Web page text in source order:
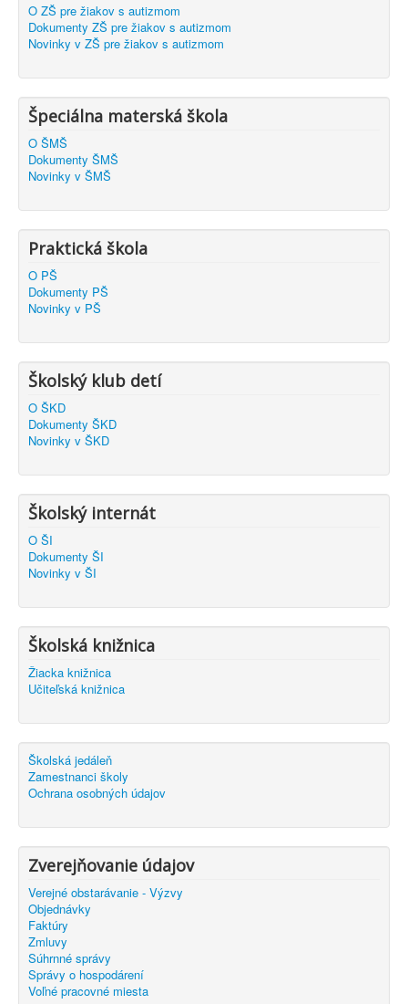
O ZŠ pre žiakov s autizmom
Dokumenty ZŠ pre žiakov s autizmom
Novinky v ZŠ pre žiakov s autizmom
Špeciálna materská škola
O ŠMŠ
Dokumenty ŠMŠ
Novinky v ŠMŠ
Praktická škola
O PŠ
Dokumenty PŠ
Novinky v PŠ
Školský klub detí
O ŠKD
Dokumenty ŠKD
Novinky v ŠKD
Školský internát
O ŠI
Dokumenty ŠI
Novinky v ŠI
Školská knižnica
Žiacka knižnica
Učiteľská knižnica
Školská jedáleň
Zamestnanci školy
Ochrana osobných údajov
Zverejňovanie údajov
Verejné obstarávanie - Výzvy
Objednávky
Faktúry
Zmluvy
Súhrnné správy
Správy o hospodárení
Voľné pracovné miesta